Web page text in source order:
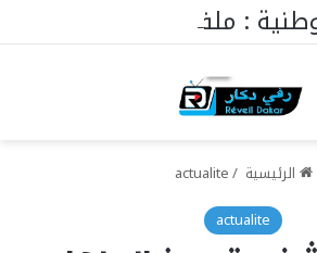
الرئيسية /
actualite
actualite